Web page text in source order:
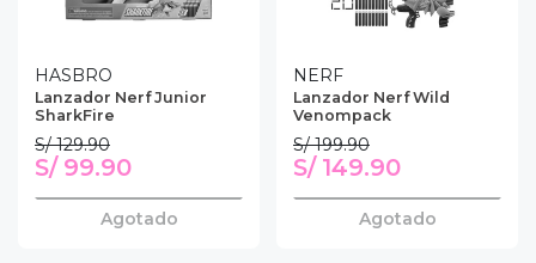
correo y
HASBRO
Lanzador Nerf Junior
SharkFire
S/ 129.90
S/ 99.90
Agotado
NERF
Lanzador Nerf Wild
Venompack
S/ 199.90
S/ 149.90
Agotado